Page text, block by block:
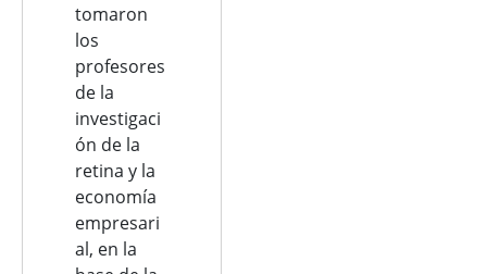
tomaron
los
profesores
de la
investigaci
ón de la
retina y la
economía
empresari
al, en la